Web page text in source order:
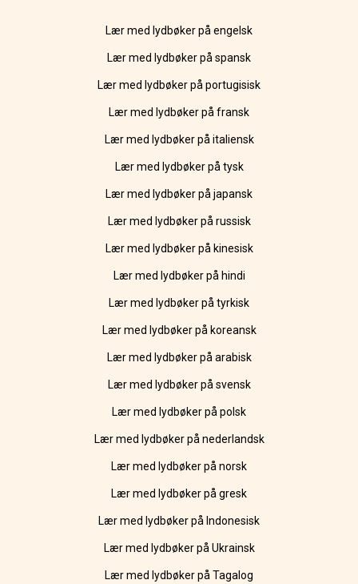
Lær med lydbøker på engelsk
Lær med lydbøker på spansk
Lær med lydbøker på portugisisk
Lær med lydbøker på fransk
Lær med lydbøker på italiensk
Lær med lydbøker på tysk
Lær med lydbøker på japansk
Lær med lydbøker på russisk
Lær med lydbøker på kinesisk
Lær med lydbøker på hindi
Lær med lydbøker på tyrkisk
Lær med lydbøker på koreansk
Lær med lydbøker på arabisk
Lær med lydbøker på svensk
Lær med lydbøker på polsk
Lær med lydbøker på nederlandsk
Lær med lydbøker på norsk
Lær med lydbøker på gresk
Lær med lydbøker på Indonesisk
Lær med lydbøker på Ukrainsk
Lær med lydbøker på Tagalog